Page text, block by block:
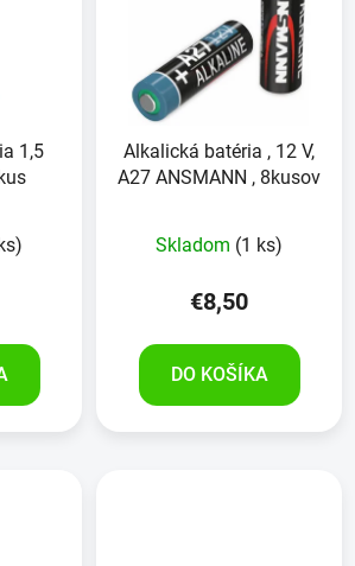
1,5
Alkalická batéria , 12 V,
A27 ANSMANN , 8kusov
Skladom (1 ks)
€8,50
DO KOŠÍKA